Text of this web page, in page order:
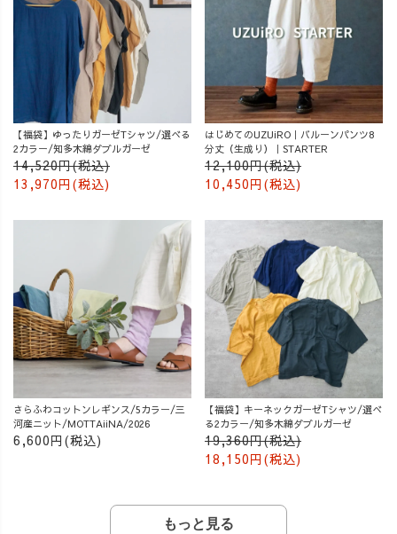
【福袋】ゆったりガーゼTシャツ/選べる
2カラー/知多木綿ダブルガーゼ
14,520円(税込)
13,970円(税込)
はじめてのUZUiRO｜バルーンパンツ8
分丈（生成り）｜STARTER
12,100円(税込)
10,450円(税込)
さらふわコットンレギンス/5カラー/三
河産ニット/MOTTAiiNA/2026
6,600円(税込)
【福袋】キーネックガーゼTシャツ/選べ
る2カラー/知多木綿ダブルガーゼ
19,360円(税込)
18,150円(税込)
もっと見る